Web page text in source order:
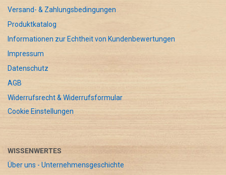
Versand- & Zahlungsbedingungen
Produktkatalog
Informationen zur Echtheit von Kundenbewertungen
Impressum
Datenschutz
AGB
Widerrufsrecht & Widerrufsformular
Cookie Einstellungen
WISSENWERTES
Über uns - Unternehmensgeschichte